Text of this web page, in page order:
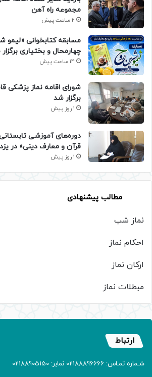
مجموعه راه آهن
2 ساعت پیش
مسابقه کتابخوانی «لیمو
چهارمحال و بختیاری
14 ساعت پیش
شورای اقامه نماز پزشکی
برگزار شد
1 روز پیش
دوره‌های آموزشی
قرآن و معارف دینی» در
1 روز پیش
مطالب پیشنهادی
نماز شب
احکام نماز
ارکان نماز
مبطلات نماز
ارتباط
شـماره تمـاس: 02188896666 نمابر: 02188905150